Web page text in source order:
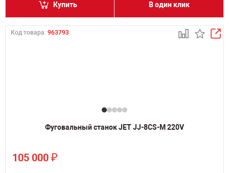
Купить В один клик
Код товара: 963793
Фуговальный станок JET JJ-8CS-M 220V
105 000 ₽